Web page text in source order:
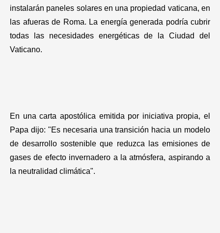
instalarán paneles solares en una propiedad vaticana, en
las afueras de Roma. La energía generada podría cubrir
todas las necesidades energéticas de la Ciudad del
Vaticano.
En una carta apostólica emitida por iniciativa propia, el
Papa dijo: "Es necesaria una transición hacia un modelo
de desarrollo sostenible que reduzca las emisiones de
gases de efecto invernadero a la atmósfera, aspirando a
la neutralidad climática".